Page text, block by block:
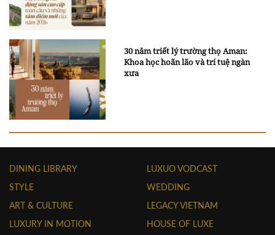
30 năm triết lý trường thọ Aman:
Khoa học hoãn lão và trí tuệ ngàn
xưa
DINING LIBRARY
STYLE
ART & CULTURE
LUXURY IN MOTION
LUXUO VODCAST
WEDDING
LEGACY VIETNAM
HOUSE OF LUXE